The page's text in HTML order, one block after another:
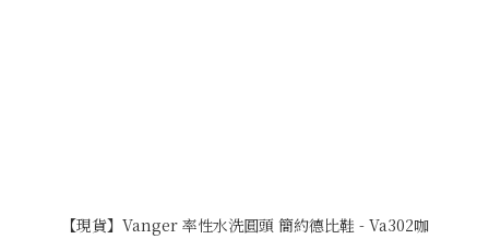
【現貨】Vanger 率性水洗圓頭 簡約德比鞋 - Va302咖